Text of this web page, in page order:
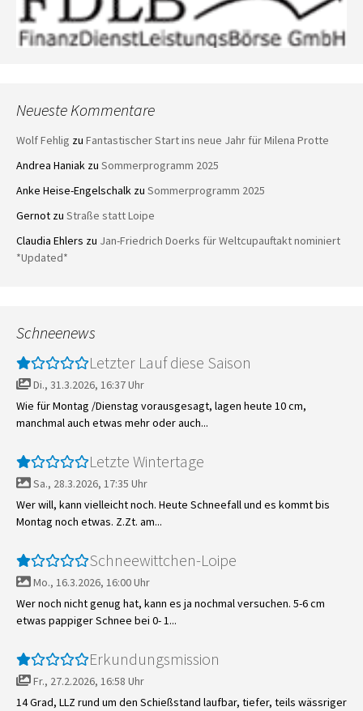
Neueste Kommentare
Wolf Fehlig zu Fantastischer Start ins neue Jahr für Milena Protte
Andrea Haniak zu Sommerprogramm 2025
Anke Heise-Engelschalk zu Sommerprogramm 2025
Gernot zu Straße statt Loipe
Claudia Ehlers zu Jan-Friedrich Doerks für Weltcupauftakt nominiert
*Updated*
Schneenews
Letzter Lauf diese Saison
Di., 31.3.2026, 16:37 Uhr
Wie für Montag /Dienstag vorausgesagt, lagen heute 10 cm,
manchmal auch etwas mehr oder auch...
Letzte Wintertage
Sa., 28.3.2026, 17:35 Uhr
Wer will, kann vielleicht noch. Heute Schneefall und es kommt bis
Montag noch etwas. Z.Zt. am...
Schneewittchen-Loipe
Mo., 16.3.2026, 16:00 Uhr
Wer noch nicht genug hat, kann es ja nochmal versuchen. 5-6 cm
etwas pappiger Schnee bei 0- 1...
Erkundungsmission
Fr., 27.2.2026, 16:58 Uhr
14 Grad, LLZ rund um den Schießstand laufbar, tiefer, teils wässriger